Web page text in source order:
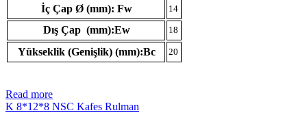
İç Çap Ø (mm): Fw 14
Dış Çap (mm):Ew 18
Yükseklik (Genişlik) (mm):Bc 20
Read more
K 8*12*8 NSC Kafes Rulman